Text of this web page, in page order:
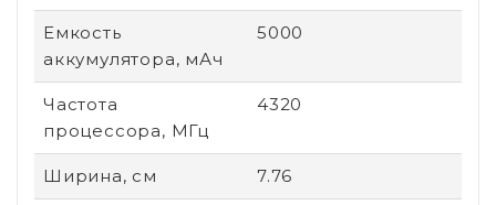
Емкость
аккумулятора, мАч
5000
Частота
процессора, МГц
4320
Ширина, см 7.76